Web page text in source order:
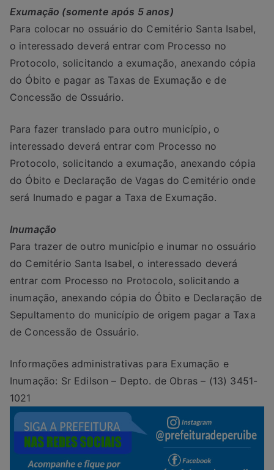
Exumação (somente após 5 anos)
Para colocar no ossuário do Cemitério Santa Isabel,
o interessado deverá entrar com Processo no
Protocolo, solicitando a exumação, anexando cópia
do Óbito e pagar as Taxas de Exumação e de
Concessão de Ossuário.
Para fazer translado para outro município, o
interessado deverá entrar com Processo no
Protocolo, solicitando a exumação, anexando cópia
do Óbito e Declaração de Vagas do Cemitério onde
será Inumado e pagar a Taxa de Exumação.
Inumação
Para trazer de outro município e inumar no ossuário
do Cemitério Santa Isabel, o interessado deverá
entrar com Processo no Protocolo, solicitando a
inumação, anexando cópia do Óbito e Declaração de
Sepultamento do município de origem pagar a Taxa
de Concessão de Ossuário.
Informações administrativas para Exumação e
Inumação: Sr Edilson – Depto. de Obras – (13) 3451-
1021